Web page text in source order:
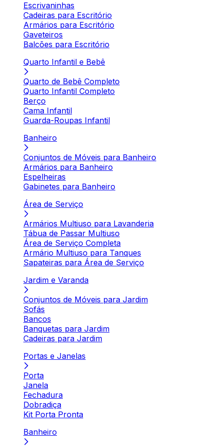
Escrivaninhas
Cadeiras para Escritório
Armários para Escritório
Gaveteiros
Balcões para Escritório
Quarto Infantil e Bebê
Quarto de Bebê Completo
Quarto Infantil Completo
Berço
Cama Infantil
Guarda-Roupas Infantil
Banheiro
Conjuntos de Móveis para Banheiro
Armários para Banheiro
Espelheiras
Gabinetes para Banheiro
Área de Serviço
Armários Multiuso para Lavanderia
Tábua de Passar Multiuso
Área de Serviço Completa
Armário Multiuso para Tanques
Sapateiras para Área de Serviço
Jardim e Varanda
Conjuntos de Móveis para Jardim
Sofás
Bancos
Banquetas para Jardim
Cadeiras para Jardim
Portas e Janelas
Porta
Janela
Fechadura
Dobradiça
Kit Porta Pronta
Banheiro